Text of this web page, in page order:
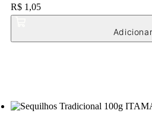
Price:
R$ 1,05